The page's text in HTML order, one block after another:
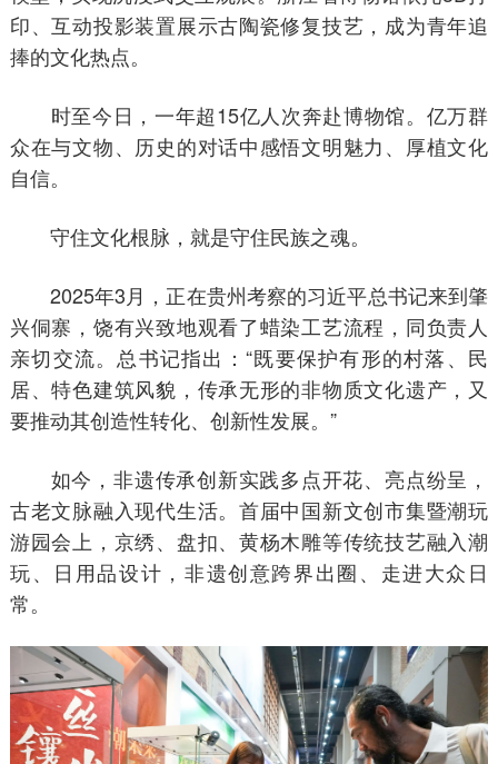
印、互动投影装置展示古陶瓷修复技艺，成为青年追
捧的文化热点。
时至今日，一年超15亿人次奔赴博物馆。亿万群
众在与文物、历史的对话中感悟文明魅力、厚植文化
自信。
守住文化根脉，就是守住民族之魂。
2025年3月，正在贵州考察的习近平总书记来到肇
兴侗寨，饶有兴致地观看了蜡染工艺流程，同负责人
亲切交流。总书记指出：“既要保护有形的村落、民
居、特色建筑风貌，传承无形的非物质文化遗产，又
要推动其创造性转化、创新性发展。”
如今，非遗传承创新实践多点开花、亮点纷呈，
古老文脉融入现代生活。首届中国新文创市集暨潮玩
游园会上，京绣、盘扣、黄杨木雕等传统技艺融入潮
玩、日用品设计，非遗创意跨界出圈、走进大众日
常。